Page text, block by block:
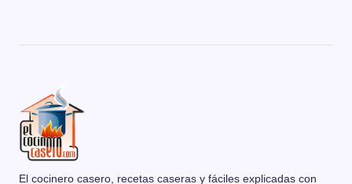
El cocinero casero, recetas caseras y fáciles explicadas con